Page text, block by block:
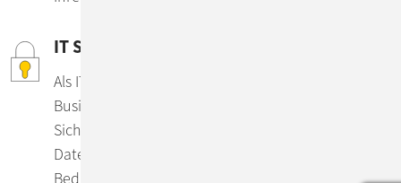
IT Security Beratung und Services
Als IT-Dienstleister ist IT Security für uns gelebter
Businessalltag. Ob 24/7-Monitoring,
Sicherheitscheck Ihrer Basismaßnahmen oder
Datenschutzkonzept – profitieren Sie ganz nach
Bedarf von unserer Expertise.